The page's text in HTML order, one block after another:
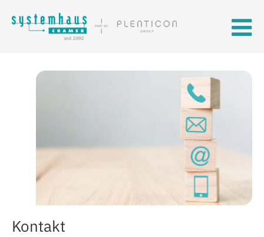
Skip to main content
Kontakt